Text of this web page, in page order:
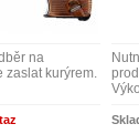
na
zaslat kurýrem.